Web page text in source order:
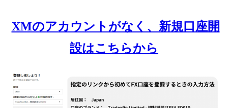
XMのアカウントがなく、新規口座開
設はこちらから